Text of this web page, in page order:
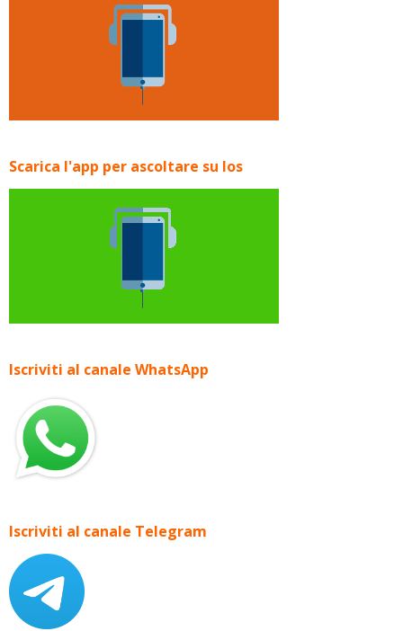
Scarica l'app per ascoltare su Ios
Iscriviti al canale WhatsApp
Iscriviti al canale Telegram